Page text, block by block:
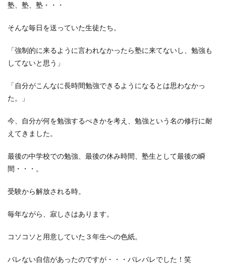
塾、塾、塾・・・
そんな毎日を送っていた生徒たち。
「強制的に来るように言われなかったら塾に来てないし、勉強も
してないと思う」
「自分がこんなに長時間勉強できるようになるとは思わなかっ
た。」
今、自分が何を勉強するべきかを考え、勉強という名の修行に耐
えてきました。
最後の中学校での勉強、最後の休み時間、塾生として最後の瞬
間・・・。
受験から解放される時。
毎年ながら、寂しさはあります。
コソコソと用意していた３年生への色紙。
バレない自信があったのですが・・・バレバレでした！笑